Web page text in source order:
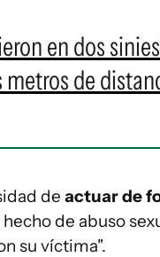
en dos
de
de actuar de
de abuso
su víctima".